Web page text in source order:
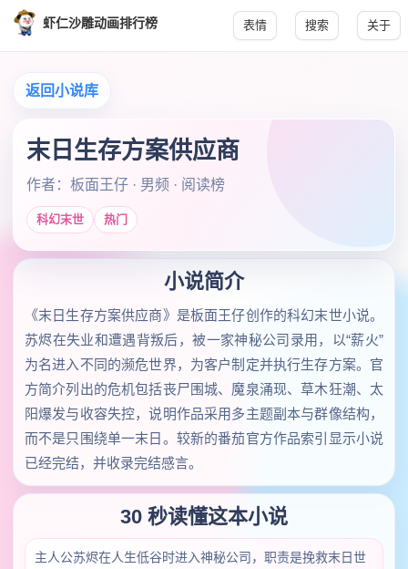
虾仁沙雕动画排行榜 表情 搜索 关于
返回小说库
末日生存方案供应商
作者：板面王仔 · 男频 · 阅读榜
科幻末世 热门
小说简介
《末日生存方案供应商》是板面王仔创作的科幻末世小说。
苏烬在失业和遭遇背叛后，被一家神秘公司录用，以“薪火”
为名进入不同的濒危世界，为客户制定并执行生存方案。官
方简介列出的危机包括丧尸围城、魔泉涌现、草木狂潮、太
阳爆发与收容失控，说明作品采用多主题副本与群像结构，
而不是只围绕单一末日。较新的番茄官方作品索引显示小说
已经完结，并收录完结感言。
30 秒读懂这本小说
主人公苏烬在人生低谷时进入神秘公司，职责是挽救末日世